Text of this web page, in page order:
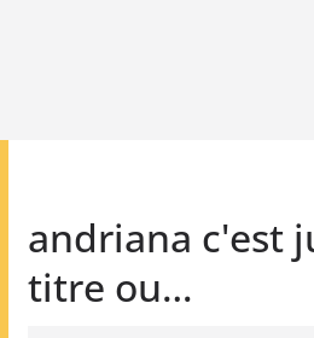
andriana c'est
titre ou…